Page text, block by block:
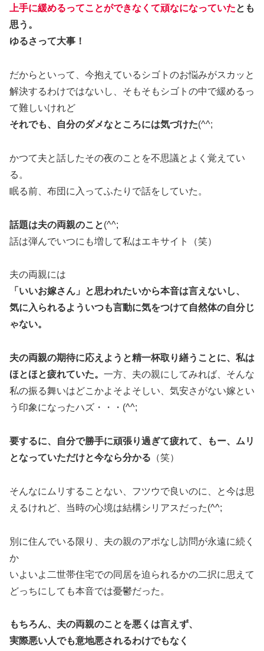
上手に緩めるってことができなくて頑なになっていたとも
思う。
ゆるさって大事！
だからといって、今抱えているシゴトのお悩みがスカッと
解決するわけではないし、そもそもシゴトの中で緩めるっ
て難しいけれど
それでも、自分のダメなところには気づけた(^^;
かつて夫と話したその夜のことを不思議とよく覚えてい
る。
眠る前、布団に入ってふたりで話をしていた。
話題は夫の両親のこと(^^;
話は弾んでいつにも増して私はエキサイト（笑）
夫の両親には
「いいお嫁さん」と思われたいから本音は言えないし、
気に入られるよういつも言動に気をつけて自然体の自分じ
ゃない。
夫の両親の期待に応えようと精一杯取り繕うことに、私は
ほとほと疲れていた。 一方、夫の親にしてみれば、そんな
私の振る舞いはどこかよそよそしい、気安さがない嫁とい
う印象になったハズ・・・(^^;
要するに、自分で勝手に頑張り過ぎて疲れて、もー、ムリ
となっていただけと今なら分かる （笑）
そんなにムリすることない、フツウで良いのに、と今は思
えるけれど、当時の心境は結構シリアスだった(^^;
別に住んでいる限り、夫の親のアポなし訪問が永遠に続く
か
いよいよ二世帯住宅での同居を迫られるかの二択に思えて
どっちにしても本音では憂鬱だった。
もちろん、夫の両親のことを悪くは言えず、
実際悪い人でも意地悪されるわけでもなく